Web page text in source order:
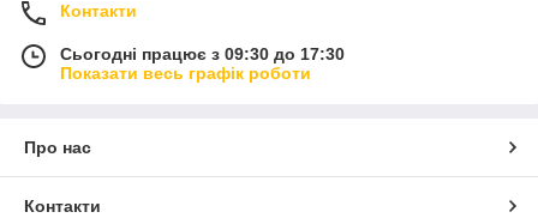
Контакти
Сьогодні працює з 09:30 до 17:30
Показати весь графік роботи
Про нас
Контакти